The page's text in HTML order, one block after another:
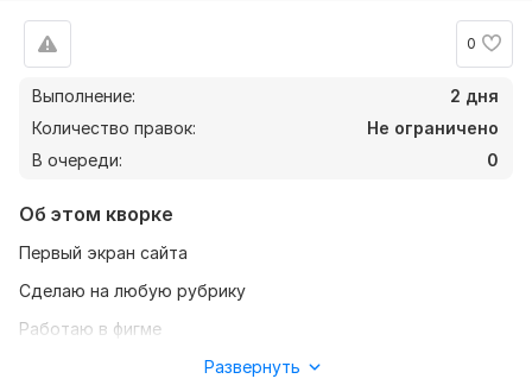
0
Выполнение:
2 дня
Количество правок:
Не ограничено
В очереди:
0
Об этом кворке
Первый экран сайта
Сделаю на любую рубрику
Работаю в фигме
Сделаю всё лаконично и по вашим требованиям
Развернуть